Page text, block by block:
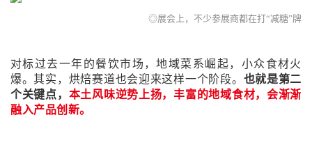
◎展会上，不少参展商都在打“减糖”牌
对标过去一年的餐饮市场，地域菜系崛起，小众食材火
爆。其实，烘焙赛道也会迎来这样一个阶段。 也就是第二
个关键点， 本土风味逆势上扬，丰富的地域食材，会渐渐
融入产品创新。